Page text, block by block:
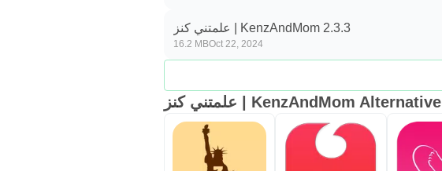
علمتني كنز | KenzAndMom 2.3.3
16.2 MBOct 22, 2024
علمتني كنز | KenzAndMom Alternative